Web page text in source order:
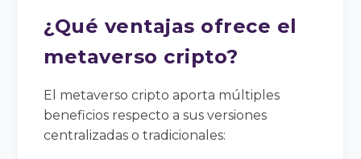
¿Qué ventajas ofrece el
metaverso cripto?
El metaverso cripto aporta múltiples
beneficios respecto a sus versiones
centralizadas o tradicionales: